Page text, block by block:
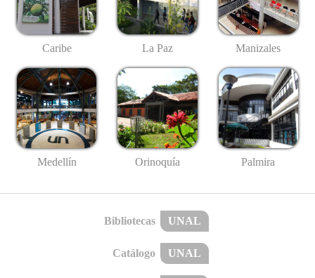
Caribe La Paz Manizales
Medellín Orinoquía Palmira
Bibliotecas UNAL
Catálogo UNAL